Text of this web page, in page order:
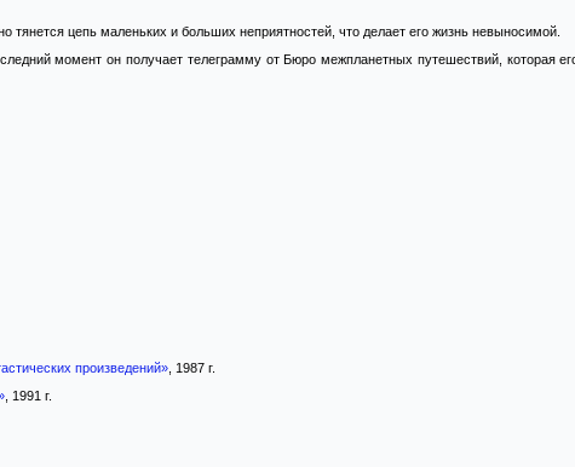
тянется цепь маленьких и больших неприятностей, что делает его жизнь невыносимой.
момент он получает телеграмму от Бюро межпланетных путешествий, которая
произведений», 1987 г.
, 1991 г.